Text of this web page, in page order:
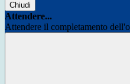
Chiudi
Attendere...
Attendere il completamento